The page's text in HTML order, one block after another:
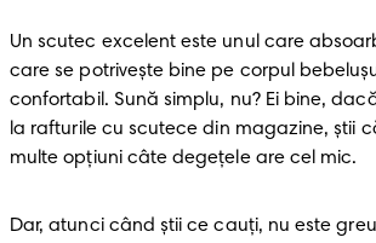
Un scutec excelent este unul care
care se potrivește bine pe corpul
confortabil. Sună simplu, nu? Ei bine,
la rafturile cu scutece din magazine, știi
multe opțiuni câte degețele are cel mic.
Dar, atunci când știi ce cauți, nu este